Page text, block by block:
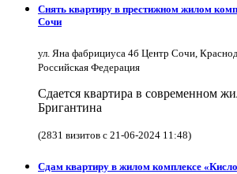
Снять квартиру в престижном жилом
Сочи
ул. Яна фабрициуса 4б Центр Сочи,
Российская Федерация
Сдается квартира в современном
Бригантина
(2831 визитов с 21-06-2024 11:48)
Сдам квартиру в жилом комплексе